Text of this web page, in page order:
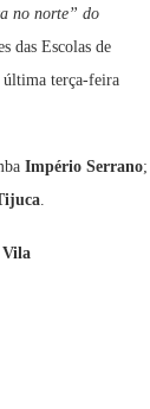
no norte” do
das Escolas de
última terça-feira
Império Serrano;
.
Vila